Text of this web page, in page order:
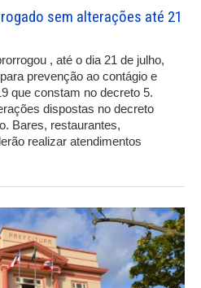
sem alterações até 21
, até o dia 21 de julho,
prevenção ao contágio e
que constam no decreto 5.
dispostas no decreto
Bares, restaurantes,
realizar atendimentos